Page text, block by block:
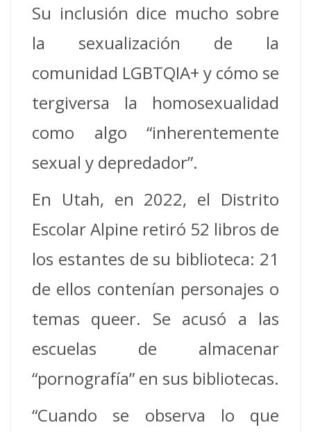
Su inclusión dice mucho sobre
la sexualización de la
comunidad LGBTQIA+ y cómo se
tergiversa la homosexualidad
como algo “inherentemente
sexual y depredador”.
En Utah, en 2022, el Distrito
Escolar Alpine retiró 52 libros de
los estantes de su biblioteca: 21
de ellos contenían personajes o
temas queer. Se acusó a las
escuelas de almacenar
“pornografía” en sus bibliotecas.
“Cuando se observa lo que